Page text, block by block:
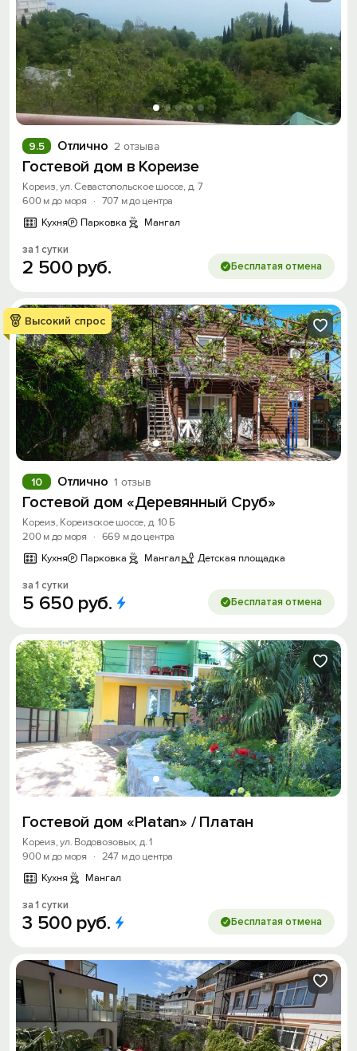
Отлично 2 отзыва
9.5
Гостевой дом в Кореизе
Кореиз, ул. Севастопольское шоссе, д. 7
600 м до моря
· 707 м до центра
Кухня
Парковка Мангал
за 1 сутки
2 500 руб. Бесплатая отмена
Высокий спрос
Отлично 1 отзыв
10
Гостевой дом «Деревянный Сруб»
Кореиз, Кореизское шоссе, д. 10 Б
200 м до моря
· 669 м до центра
Кухня
Парковка Мангал Детская площадка
за 1 сутки
5 650 руб. Бесплатая отмена
Гостевой дом «Platan» / Платан
Кореиз, ул. Водовозовых, д. 1
900 м до моря
· 247 м до центра
Кухня
Мангал
за 1 сутки
3 500 руб. Бесплатая отмена